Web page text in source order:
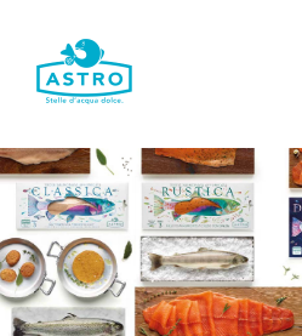
contenuto